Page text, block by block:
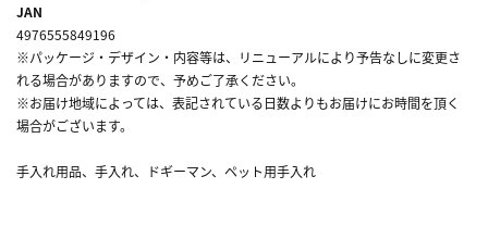
JAN
4976555849196
※パッケージ・デザイン・内容等は、リニューアルにより予告なしに変更さ
れる場合がありますので、予めご了承ください。
※お届け地域によっては、表記されている日数よりもお届けにお時間を頂く
場合がございます。
手入れ用品、手入れ、ドギーマン、ペット用手入れ